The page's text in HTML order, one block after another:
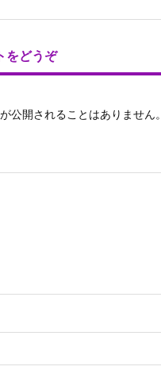
をどうぞ
公開されることはありません。